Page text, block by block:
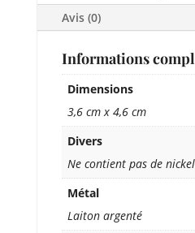
Avis (0)
Informations
Dimensions
3,6 cm x 4,6 cm
Divers
Ne contient pas de nickel
Métal
Laiton argenté